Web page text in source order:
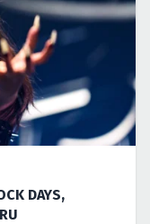
DAYS,